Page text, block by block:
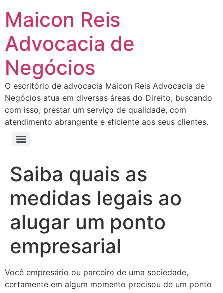
Maicon Reis
Advocacia de
Negócios
O escritório de advocacia Maicon Reis Advocacia de
Negócios atua em diversas áreas do Direito, buscando
com isso, prestar um serviço de qualidade, com
atendimento abrangente e eficiente aos seus clientes.
Saiba quais as
medidas legais ao
alugar um ponto
empresarial
Você empresário ou parceiro de uma sociedade,
certamente em algum momento precisou de um ponto